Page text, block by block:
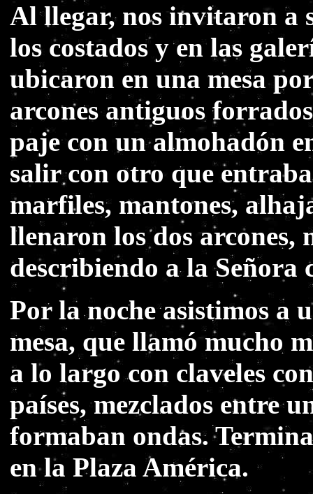
Al llegar, nos invitaron a
los costados y en las
ubicaron en una mesa
arcones antiguos
paje con un almohadón
salir con otro que
marfiles, mantones,
llenaron los dos arcones,
describiendo a la Señora
Por la noche asistimos a
mesa, que llamó mucho
a lo largo con claveles
países, mezclados entre
formaban ondas.
en la Plaza América.